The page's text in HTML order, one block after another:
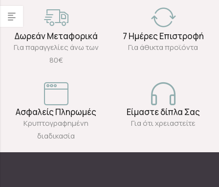
Δωρεάν Μεταφορικά
Για παραγγελίες άνω των
80€
7 Ημέρες Επιστροφή
Για άθικτα προϊόντα
Ασφαλείς Πληρωμές
Κρυπτογραφημένη
διαδικασία
Είμαστε δίπλα Σας
Για ότι χρειαστείτε